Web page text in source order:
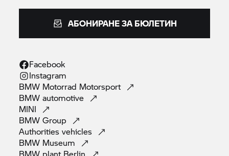
АБОНИРАНЕ ЗА БЮЛЕТИН
Facebook
Instagram
BMW Motorrad Motorsport
BMWautomotive
MINI
BMWGroup
Authoritiesvehicles
BMW Museum